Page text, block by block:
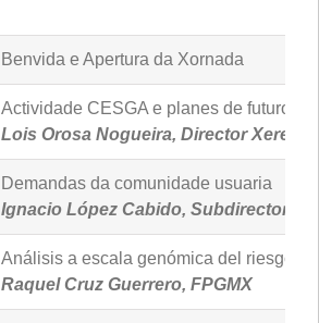
Benvida e Apertura da Xornada
Actividade CESGA e planes de futuro
Lois Orosa Nogueira, Director
Demandas da comunidade usuaria
Ignacio López Cabido, Subdirector
Análisis a escala genómica del riesgo
Raquel Cruz Guerrero, FPGMX